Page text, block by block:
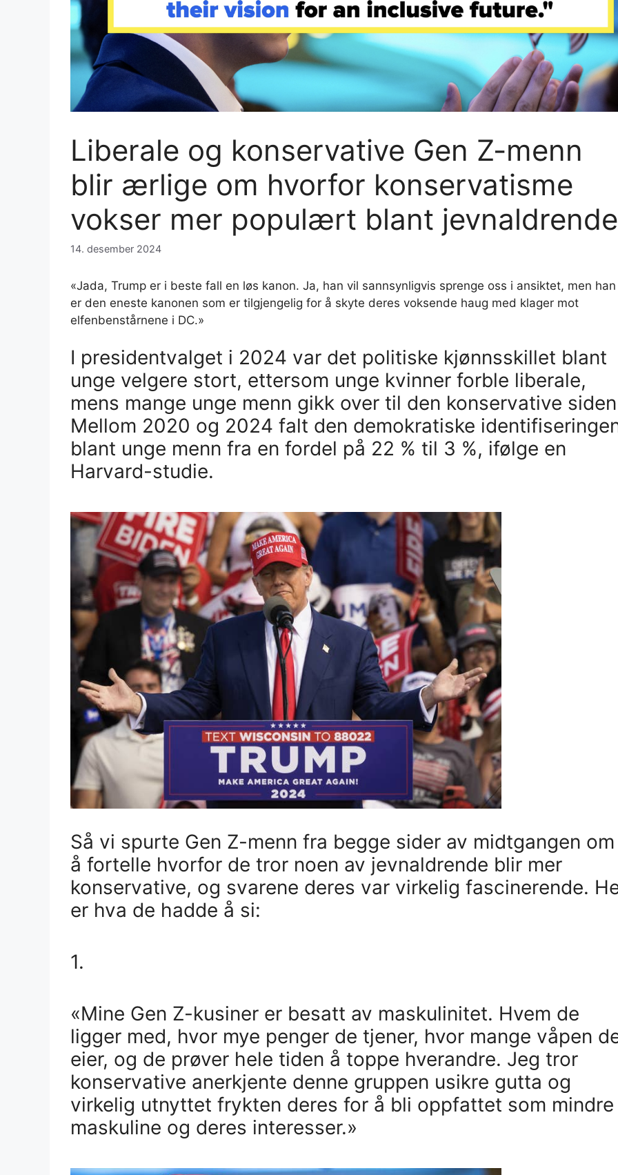
Liberale og konservative Gen Z-menn
blir ærlige om hvorfor konservatisme
vokser mer populært blant jevnaldrende
14. desember 2024
«Jada, Trump er i beste fall en løs kanon. Ja, han vil sannsynligvis sprenge oss i ansiktet, men han
er den eneste kanonen som er tilgjengelig for å skyte deres voksende haug med klager mot
elfenbenstårnene i DC.»
I presidentvalget i 2024 var det politiske kjønnsskillet blant
unge velgere stort, ettersom unge kvinner forble liberale,
mens mange unge menn gikk over til den konservative
Mellom 2020 og 2024 falt den demokratiske
blant unge menn fra en fordel på 22 % til 3 %, ifølge en
Harvard-studie.
Så vi spurte Gen Z-menn fra begge sider av midtgangen om
å fortelle hvorfor de tror noen av jevnaldrende blir mer
konservative, og svarene deres var virkelig fascinerende.
er hva de hadde å si:
1.
«Mine Gen Z-kusiner er besatt av maskulinitet. Hvem de
ligger med, hvor mye penger de tjener, hvor mange våpen
eier, og de prøver hele tiden å toppe hverandre. Jeg tror
konservative anerkjente denne gruppen usikre gutta og
virkelig utnyttet frykten deres for å bli oppfattet som mindre
maskuline og deres interesser.»